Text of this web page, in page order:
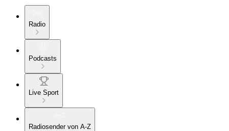
Radio
Podcasts
Live Sport
Radiosender von A-Z